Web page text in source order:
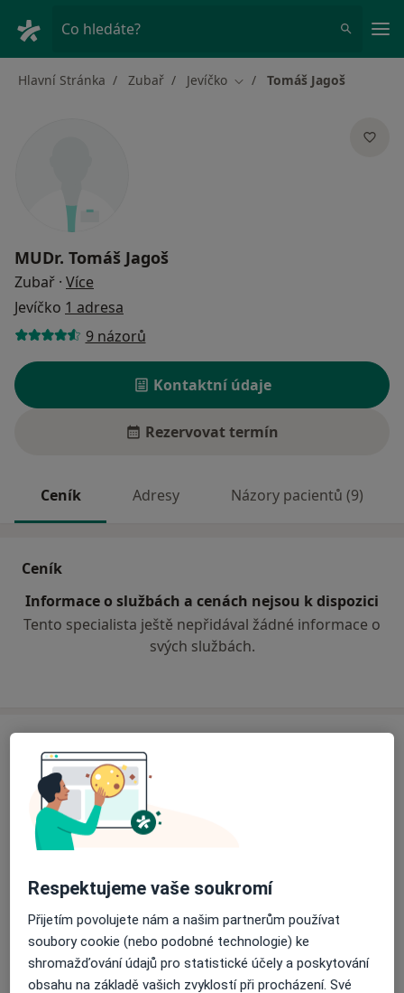
Co hledáte?
Hlavní Stránka Zubař Jevíčko Změna města
Tomáš Jagoš
MUDr. Tomáš Jagoš
Zubař · Více
Jevíčko 1 adresa
9 názorů
Kontaktní údaje
Rezervovat termín
Ceník Adresy Názory pacientů (9)
Ceník
Informace o službách a cenách nejsou k dispozici
Tento specialista ještě nepřidával žádné informace o
svých službách.
Adresa
Sam. ordinace PL - stomatologa
Palackého náměstí 20,
Dostupnost
Na této adrese online kalendář není aktivní
Co mám v takové situaci udělat?
Respektujeme vaše soukromí
Přijetím povolujete nám a našim partnerům používat
soubory cookie (nebo podobné technologie) ke
shromažďování údajů pro statistické účely a poskytování
obsahu na základě vašich zvyklostí při procházení. Své